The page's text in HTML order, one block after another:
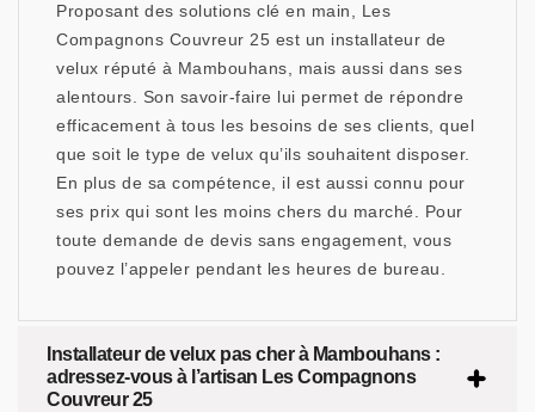
Proposant des solutions clé en main, Les
Compagnons Couvreur 25 est un installateur de
velux réputé à Mambouhans, mais aussi dans ses
alentours. Son savoir-faire lui permet de répondre
efficacement à tous les besoins de ses clients, quel
que soit le type de velux qu’ils souhaitent disposer.
En plus de sa compétence, il est aussi connu pour
ses prix qui sont les moins chers du marché. Pour
toute demande de devis sans engagement, vous
pouvez l’appeler pendant les heures de bureau.
Installateur de velux pas cher à Mambouhans :
adressez-vous à l’artisan Les Compagnons
Couvreur 25